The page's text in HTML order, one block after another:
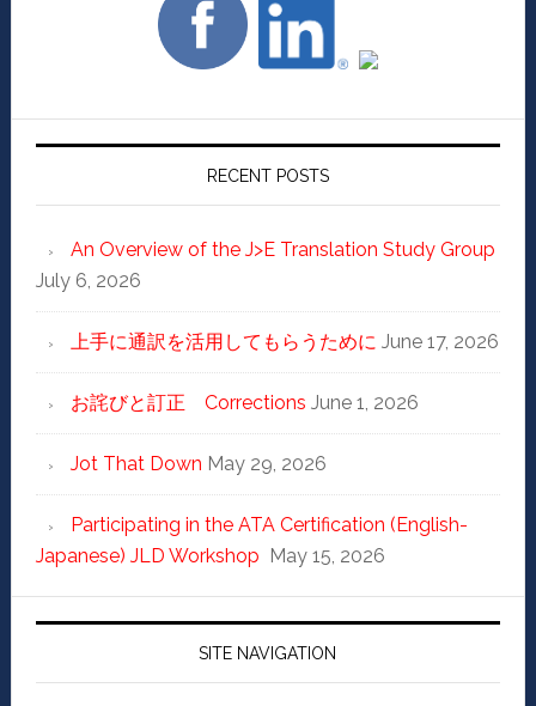
RECENT POSTS
An Overview of the J>E Translation Study Group
July 6, 2026
上手に通訳を活用してもらうために June 17, 2026
お詫びと訂正 Corrections June 1, 2026
Jot That Down May 29, 2026
Participating in the ATA Certification (English-
Japanese) JLD Workshop May 15, 2026
SITE NAVIGATION